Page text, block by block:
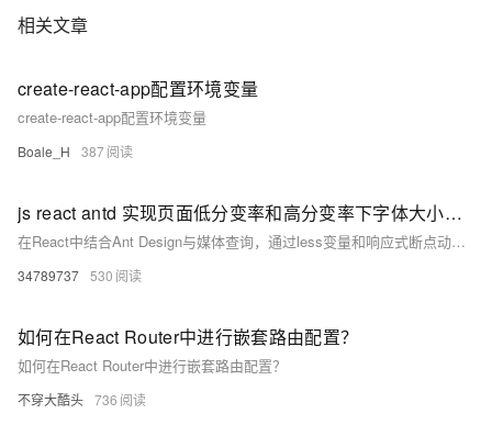
相关文章
create-react-app配置环境变量
create-react-app配置环境变量
Boale_H 387
js react antd 实现页面低分变率和高分变率下字体大小自适用，主要是配置antd
在React中结合Ant Design与媒体查询，通过less变量和响应式断点动态调整`@font-size-base`，实现多分辨率下字体自适应，提升跨设备体验。
34789737 530
如何在React Router中进行嵌套路由配置？
如何在React Router中进行嵌套路由配置？
不穿大酷头 736